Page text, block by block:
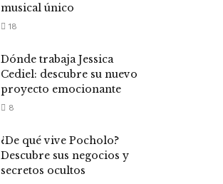
musical único
18
Dónde trabaja Jessica
Cediel: descubre su nuevo
proyecto emocionante
8
¿De qué vive Pocholo?
Descubre sus negocios y
secretos ocultos